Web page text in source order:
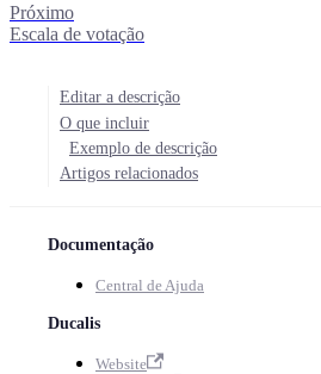
Próximo
Escala de votação
Editar a descrição
O que incluir
Exemplo de descrição
Artigos relacionados
Documentação
Central de Ajuda
Ducalis
Website